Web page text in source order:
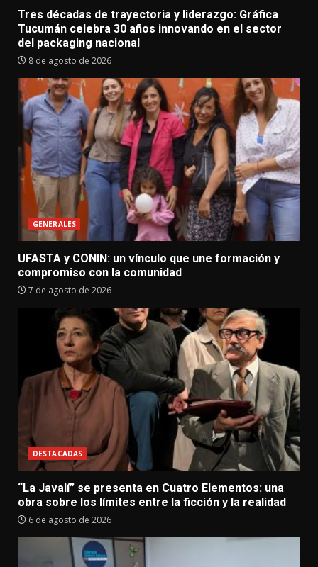
Tres décadas de trayectoria y liderazgo: Gráfica
Tucumán celebra 30 años innovando en el sector
del packaging nacional
8 de agosto de 2026
GENERALES
UFASTA y CONIN: un vínculo que une formación y
compromiso con la comunidad
7 de agosto de 2026
DESTACADAS
“La Javalí” se presenta en Cuatro Elementos: una
obra sobre los límites entre la ficción y la realidad
6 de agosto de 2026